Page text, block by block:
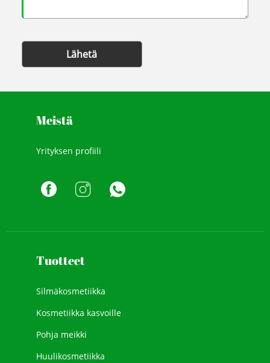
Lähetä
Meistä
Yrityksen profiili
Tuotteet
Silmäkosmetiikka
Kosmetiikka kasvoille
Pohja meikki
Huulikosmetiikka